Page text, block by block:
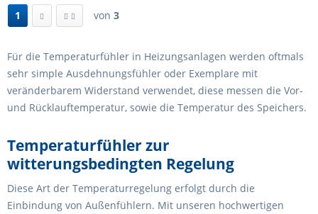
1 von 3
Für die Temperaturfühler in Heizungsanlagen werden oftmals
sehr simple Ausdehnungsfühler oder Exemplare mit
veränderbarem Widerstand verwendet, diese messen die Vor-
und Rücklauftemperatur, sowie die Temperatur des Speichers.
Temperaturfühler zur
witterungsbedingten Regelung
Diese Art der Temperaturregelung erfolgt durch die
Einbindung von Außenfühlern. Mit unseren hochwertigen